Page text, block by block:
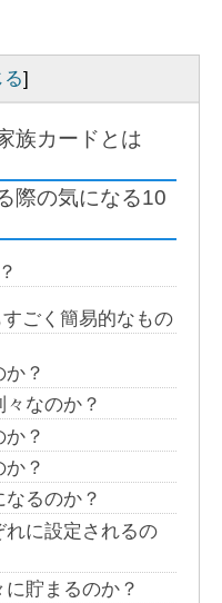
る]
族カードとは
際の気になる10
ごく簡易的なもの
？
なのか？
？
？
るのか？
に設定されるの
貯まるのか？